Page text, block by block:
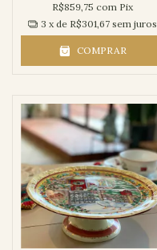
R$859,75com Pix
3 x de R$301,67 sem juros
COMPRAR